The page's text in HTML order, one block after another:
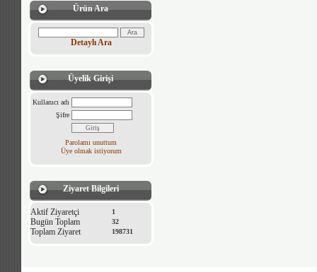
Ürün Ara
Detaylı Ara
Üyelik Girişi
Kullanıcı adı
Şifre
Parolamı unuttum
Üye olmak istiyorum
Ziyaret Bilgileri
Aktif Ziyaretçi 1
Bugün Toplam 32
Toplam Ziyaret 198731